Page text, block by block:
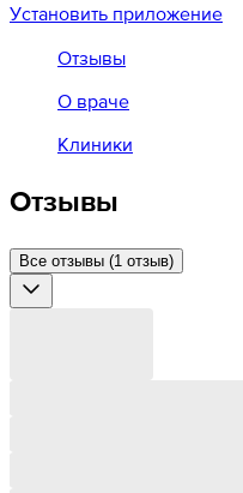
Установить приложение
Отзывы
О враче
Клиники
Отзывы
Все отзывы (1 отзыв)